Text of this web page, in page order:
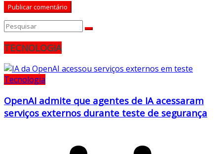
TECNOLOGIA
Tecnologia
OpenAI admite que agentes de IA acessaram
serviços externos durante teste de segurança